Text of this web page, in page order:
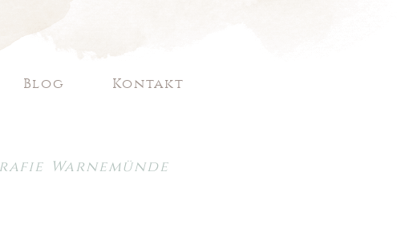
Blog Kontakt
Warnemünde